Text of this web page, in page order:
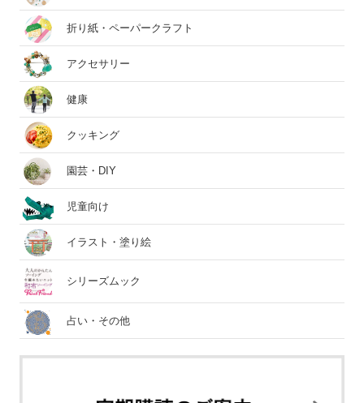
折り紙・ペーパークラフト
アクセサリー
健康
クッキング
園芸・DIY
児童向け
イラスト・塗り絵
シリーズムック
占い・その他